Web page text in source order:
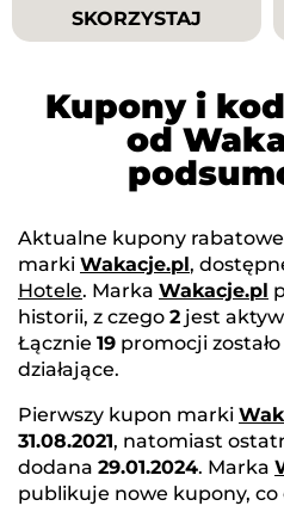
SKORZYSTAJ
Kupony i
od
Aktualne kupony
marki Wakacje.pl,
Hotele. Marka Wakacje.pl
historii, z czego 2 jest
Łącznie 19 promocji
działające.
Pierwszy kupon marki
31.08.2021, natomiast
dodana 29.01.2024. Marka
publikuje nowe kupony, co